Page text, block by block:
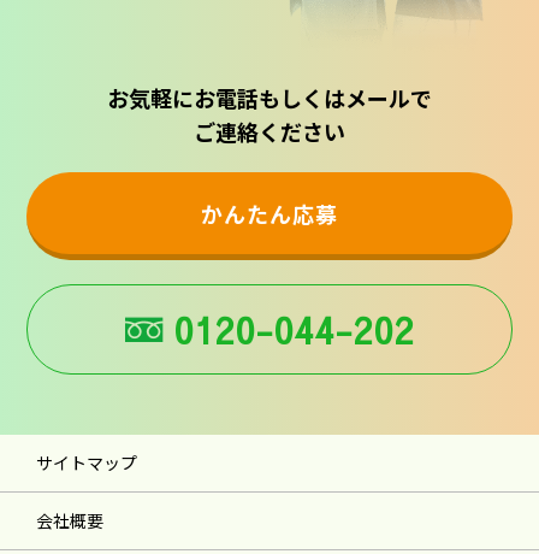
お気軽にお電話もしくはメールで
ご連絡ください
かんたん応募
0120-044-202
サイトマップ
会社概要